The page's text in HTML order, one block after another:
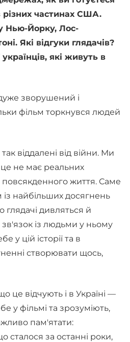
частинах США.
Нью-Йорку, Лос-
Які відгуки глядачів?
українців, які живуть в
зворушений і
фільм торкнувся людей
віддалені від війни. Ми
не має реальних
повсякденного життя. Саме
найбільших досягнень
глядачі дивляться й
із людьми у ньому
у цій історії та в
створювати щось,
це відчують і в Україні —
у фільмі та зрозуміють,
пам'ятати:
сталося за останні роки,